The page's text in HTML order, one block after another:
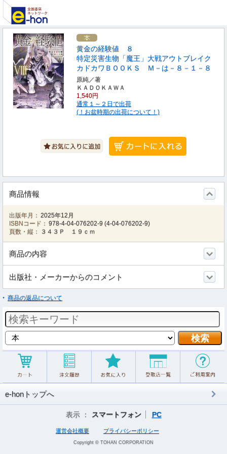
黄金の経験値 ８
特定災害生物「魔王」大戦アウトブレイク
カドカワＢＯＯＫＳ Ｍ－は－８－１－８
原純／著
ＫＡＤＯＫＡＷＡ
1,540円
通常１～２日で出荷
(！お盆時期の出荷について！)
商品情報
出版年月： 2025年12月
ISBNコード： 978-4-04-076202-9 (4-04-076202-9)
頁数・縦：
３４３Ｐ １９ｃｍ
商品の内容
出版社・メーカーからのコメント
商品の返品について
e-honトップへ
表示 ： スマートフォン PC
運営会社概要 プライバシーポリシー
Copyright © TOHAN CORPORATION